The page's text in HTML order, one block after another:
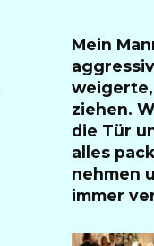
Mein
weigerte,
ziehen.
die Tür
alles
nehmen
immer